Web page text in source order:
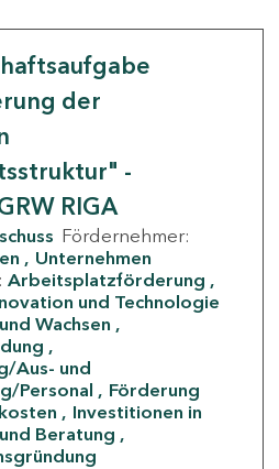
der
-
RIGA
Fördernehmer:
Unternehmen
Arbeitsplatzförderung
und Technologie
Wachsen
Aus- und
Personal
Förderung
Investitionen in
Beratung